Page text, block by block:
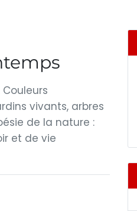
vivants, arbres
de la nature :
et de vie